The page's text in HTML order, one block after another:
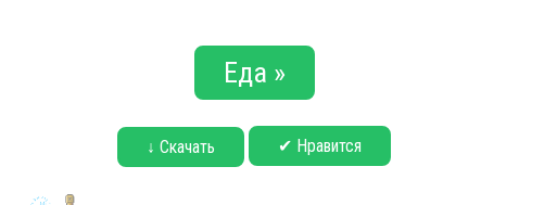
Еда »
↓ Скачать ✔ Нравится